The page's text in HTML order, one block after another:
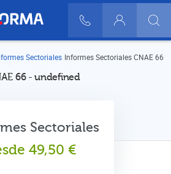
900 10 30 20
Login
Sectoriales Informes Sectoriales CNAE 66
66 - undefined
Sectoriales
49,50 €